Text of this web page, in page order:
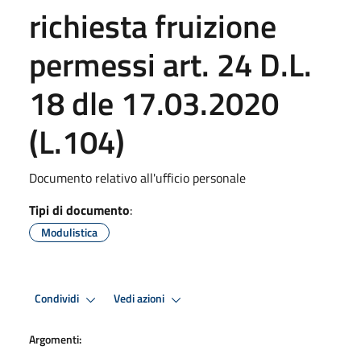
richiesta fruizione
permessi art. 24 D.L.
18 dle 17.03.2020
(L.104)
Documento relativo all'ufficio personale
Tipi di documento:
Modulistica
Condividi Vedi azioni
Argomenti: